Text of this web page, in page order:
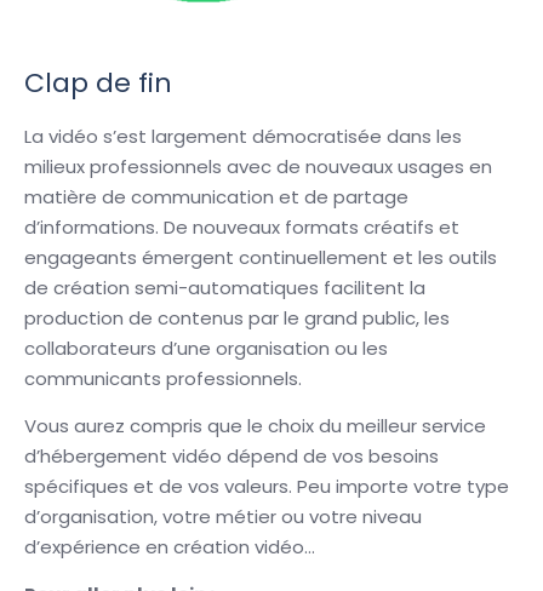
Clap de fin
La vidéo s’est largement démocratisée dans les
milieux professionnels avec de nouveaux usages en
matière de communication et de partage
d’informations. De nouveaux formats créatifs et
engageants émergent continuellement et les outils
de création semi-automatiques facilitent la
production de contenus par le grand public, les
collaborateurs d’une organisation ou les
communicants professionnels.
Vous aurez compris que le choix du meilleur service
d’hébergement vidéo dépend de vos besoins
spécifiques et de vos valeurs. Peu importe votre type
d’organisation, votre métier ou votre niveau
d’expérience en création vidéo…